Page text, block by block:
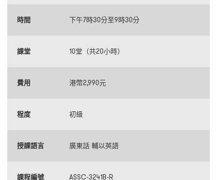
時間 下午7時30分至9時30分
課堂 10堂（共20小時）
費用 港幣2,990元
程度 初級
授課語言 廣東話 輔以英語
課程編號 ASSC-3241B-R